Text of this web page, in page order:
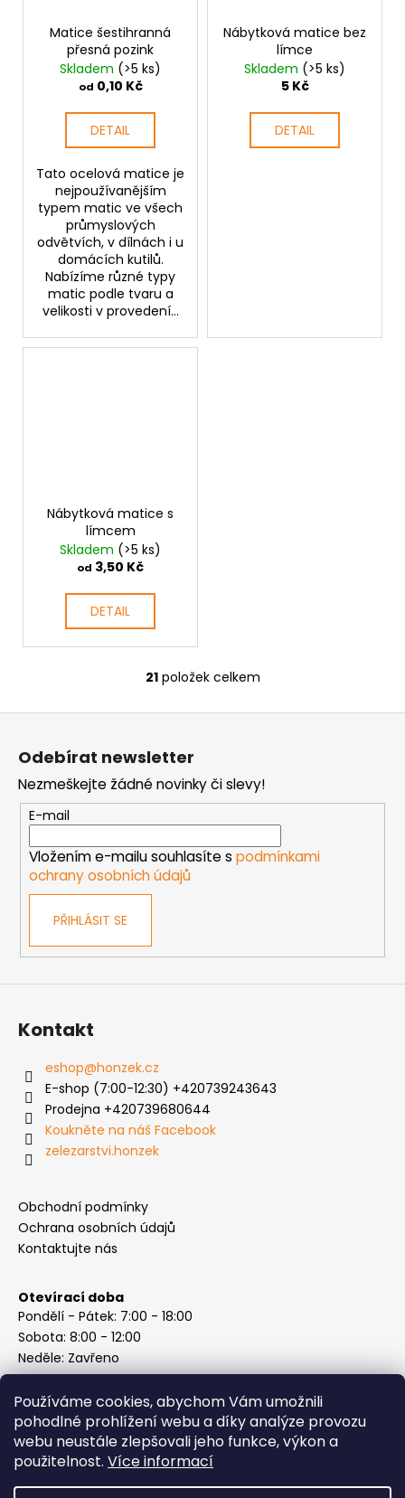
Používáme cookies, abychom Vám umožnili
pohodlné prohlížení webu a díky analýze provozu
webu neustále zlepšovali jeho funkce, výkon a
použitelnost. Více informací
Matice šestihranná
přesná pozink
Skladem (>5 ks)
od 0,10 Kč
DETAIL
Tato ocelová matice je
nejpoužívanějším
typem matic ve všech
průmyslových
odvětvích, v dílnách i u
domácích kutilů.
Nabízíme různé typy
matic podle tvaru a
velikosti v provedení...
Nábytková matice bez
límce
Skladem (>5 ks)
5 Kč
DETAIL
Nábytková matice s
límcem
Skladem (>5 ks)
od 3,50 Kč
DETAIL
O
a
c
í
p
r
ý
p
21položek celkem
Z
Odebírat newsletter
Nezmeškejte žádné novinky či slevy!
E-mail
Vložením e-mailu souhlasíte s podmínkami
ochrany osobních údajů
PŘIHLÁSIT SE
Kontakt
eshop@honzek.cz
E-shop (7:00-12:30) +420739243643
Prodejna +420739680644
Koukněte na náš Facebook
zelezarstvi.honzek
Obchodní podmínky
Ochrana osobních údajů
Kontaktujte nás
Otevírací doba
Pondělí - Pátek: 7:00 - 18:00
Sobota: 8:00 - 12:00
Neděle: Zavřeno
Instagram